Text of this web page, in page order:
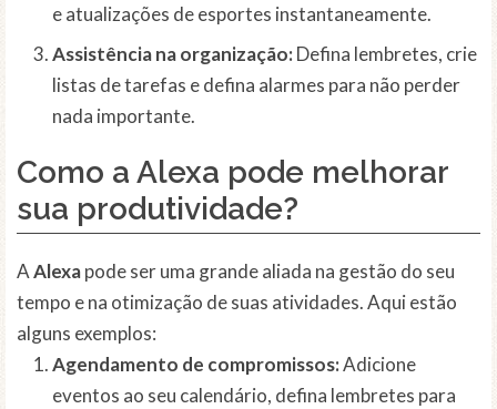
e atualizações de esportes instantaneamente.
Assistência na organização:Defina lembretes, crie
listas de tarefas e defina alarmes para não perder
nada importante.
Como a Alexa pode melhorar
sua produtividade?
AAlexapode ser uma grande aliada na gestão do seu
tempo e na otimização de suas atividades. Aqui estão
alguns exemplos:
Agendamento de compromissos:Adicione
eventos ao seu calendário, defina lembretes para